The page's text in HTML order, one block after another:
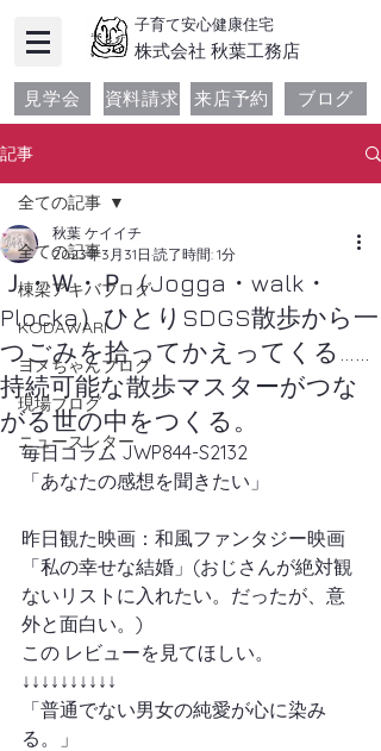
子育て安心健康住宅
​株式会社 秋葉工務店
見学会 資料請求 来店予約 ブログ
記事
全ての記事
棟梁アキバブログ
KODAWARI
ヨメちゃんブログ
現場ブログ
ニュースレター
全ての記事
Ｊ・Ｗ・Ｐ（Jogga・walk・
Plocka）ひとりSDGS散歩から一
つごみを拾ってかえってくる……
持続可能な散歩マスターがつな
がる世の中をつくる。
秋葉 ケイイチ
2023年3月31日 読了時間: 1分
毎日コラム JWP844-S2132
「あなたの感想を聞きたい」
昨日観た映画：和風ファンタジー映画
「私の幸せな結婚」(おじさんが絶対観
ないリストに入れたい。だったが、意
外と面白い。)
この レビューを見てほしい。
↓↓↓↓↓↓↓↓↓↓
「普通でない男女の純愛が心に染み
る。」